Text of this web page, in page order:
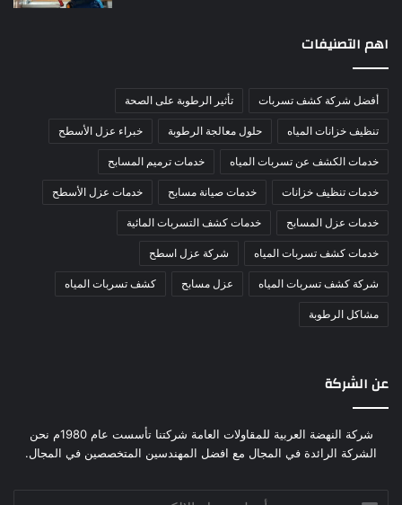
اهم التصنيفات
أفضل شركة كشف تسربات تأثير الرطوبة على الصحة
تنظيف خزانات المياه حلول معالجة الرطوبة خبراء عزل الأسطح
خدمات الكشف عن تسربات المياه خدمات ترميم المسابح
خدمات تنظيف خزانات خدمات صيانة مسابح خدمات عزل الأسطح
خدمات عزل المسابح خدمات كشف التسربات المائية
خدمات كشف تسربات المياه شركة عزل اسطح
شركة كشف تسربات المياه عزل مسابح كشف تسربات المياه
مشاكل الرطوبة
عن الشركة
شركة النهضة العربية للمقاولات العامة شركتنا تأسست عام 1980م نحن
الشركة الرائدة في المجال مع افضل المهندسين المتخصصين في المجال.